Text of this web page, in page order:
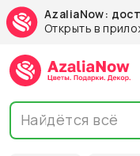
AzaliaNow:
Открыть в